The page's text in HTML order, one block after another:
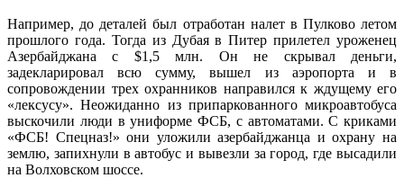
Например, до деталей был отработан налет в Пулково летом
прошлого года. Тогда из Дубая в Питер прилетел уроженец
Азербайджана с $1,5 млн. Он не скрывал деньги,
задекларировал всю сумму, вышел из аэропорта и в
сопровождении трех охранников направился к ждущему его
«лексусу». Неожиданно из припаркованного микроавтобуса
выскочили люди в униформе ФСБ, с автоматами. С криками
«ФСБ! Спецназ!» они уложили азербайджанца и охрану на
землю, запихнули в автобус и вывезли за город, где высадили
на Волховском шоссе.